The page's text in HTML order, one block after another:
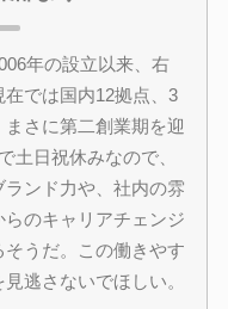
年の設立以来、右
では国内12拠点、3
さに第二創業期を迎
土日祝休みなので、
ンド力や、社内の雰
のキャリアチェンジ
うだ。この働きやす
逃さないでほしい。